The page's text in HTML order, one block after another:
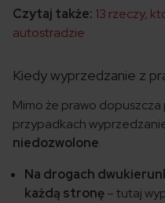
Czytaj także: 13 rzeczy,
autostradzie
Kiedy wyprzedzanie z
Mimo że prawo dopuszcza
przypadkach
niedozwolone.
Na drogach
każdą stronę– tutaj